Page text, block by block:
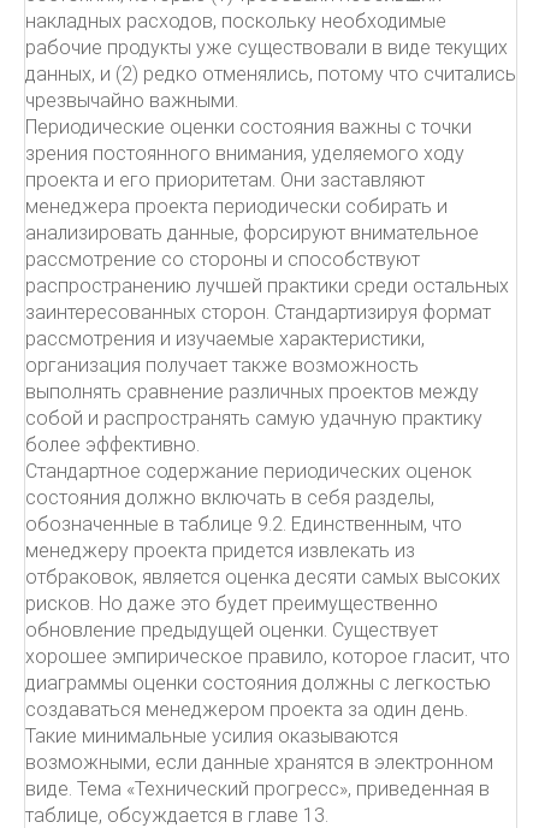
накладных расходов, поскольку необходимые
рабочие продукты уже существовали в виде текущих
данных, и (2) редко отменялись, потому что считались
чрезвычайно важными.
Периодические оценки состояния важны с точки
зрения постоянного внимания, уделяемого ходу
проекта и его приоритетам. Они заставляют
менеджера проекта периодически собирать и
анализировать данные, форсируют внимательное
рассмотрение со стороны и способствуют
распространению лучшей практики среди остальных
заинтересованных сторон. Стандартизируя формат
рассмотрения и изучаемые характеристики,
организация получает также возможность
выполнять сравнение различных проектов между
собой и распространять самую удачную практику
более эффективно.
Стандартное содержание периодических оценок
состояния должно включать в себя разделы,
обозначенные в таблице 9.2. Единственным, что
менеджеру проекта придется извлекать из
отбраковок, является оценка десяти самых высоких
рисков. Но даже это будет преимущественно
обновление предыдущей оценки. Существует
хорошее эмпирическое правило, которое гласит, что
диаграммы оценки состояния должны с легкостью
создаваться менеджером проекта за один день.
Такие минимальные усилия оказываются
возможными, если данные хранятся в электронном
виде. Тема «Технический прогресс», приведенная в
таблице, обсуждается в главе 13.